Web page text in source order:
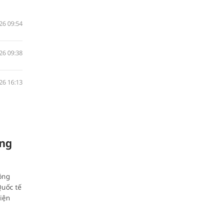
09:54
09:38
16:13
tế